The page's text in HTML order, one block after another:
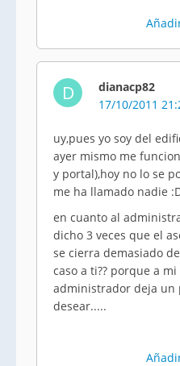
D
dianacp82
17/10/2011
uy,pues yo soy del
ayer mismo me
y portal),hoy no lo se
me ha llamado nadie
en cuanto al
dicho 3 veces que el
se cierra demasiado
caso a ti?? porque a
administrador deja un
desear.....